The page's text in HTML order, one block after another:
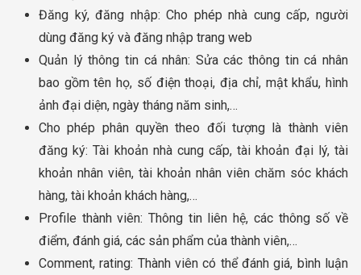
Đăng ký, đăng nhập: Cho phép nhà cung cấp, người
dùng đăng ký và đăng nhập trang web
Quản lý thông tin cá nhân: Sửa các thông tin cá nhân
bao gồm tên họ, số điện thoại, địa chỉ, mật khẩu, hình
ảnh đại diện, ngày tháng năm sinh,…
Cho phép phân quyền theo đối tượng là thành viên
đăng ký: Tài khoản nhà cung cấp, tài khoản đại lý, tài
khoản nhân viên, tài khoản nhân viên chăm sóc khách
hàng, tài khoản khách hàng,…
Profile thành viên: Thông tin liên hệ, các thông số về
điểm, đánh giá, các sản phẩm của thành viên,…
Comment, rating: Thành viên có thể đánh giá, bình luận